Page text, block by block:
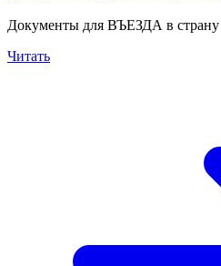
Документы для ВЪЕЗДА в
Читать